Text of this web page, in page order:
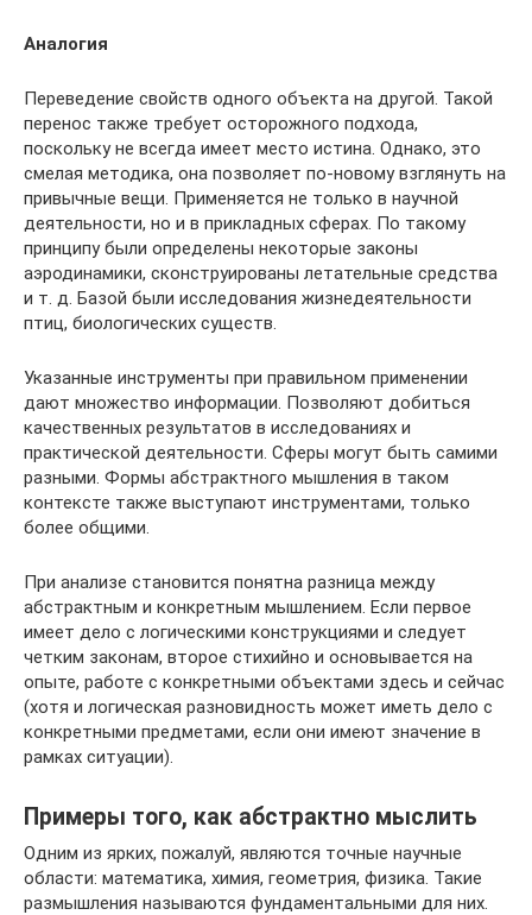
Аналогия
Переведение свойств одного объекта на другой. Такой
перенос также требует осторожного подхода,
поскольку не всегда имеет место истина. Однако, это
смелая методика, она позволяет по-новому взглянуть на
привычные вещи. Применяется не только в научной
деятельности, но и в прикладных сферах. По такому
принципу были определены некоторые законы
аэродинамики, сконструированы летательные средства
и т. д. Базой были исследования жизнедеятельности
птиц, биологических существ.
Указанные инструменты при правильном применении
дают множество информации. Позволяют добиться
качественных результатов в исследованиях и
практической деятельности. Сферы могут быть самими
разными. Формы абстрактного мышления в таком
контексте также выступают инструментами, только
более общими.
При анализе становится понятна разница между
абстрактным и конкретным мышлением. Если первое
имеет дело с логическими конструкциями и следует
четким законам, второе стихийно и основывается на
опыте, работе с конкретными объектами здесь и сейчас
(хотя и логическая разновидность может иметь дело с
конкретными предметами, если они имеют значение в
рамках ситуации).
Примеры того, как абстрактно мыслить
Одним из ярких, пожалуй, являются точные научные
области: математика, химия, геометрия, физика. Такие
размышления называются фундаментальными для них.